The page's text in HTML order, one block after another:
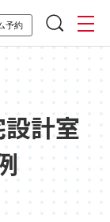
予約
計室